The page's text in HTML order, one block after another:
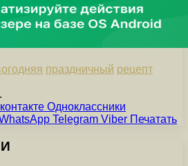
праздничный рецепт
Одноклассники
Telegram Viber Печатать